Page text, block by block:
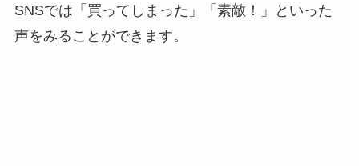
SNSでは「買ってしまった」「素敵！」といった
声をみることができます。